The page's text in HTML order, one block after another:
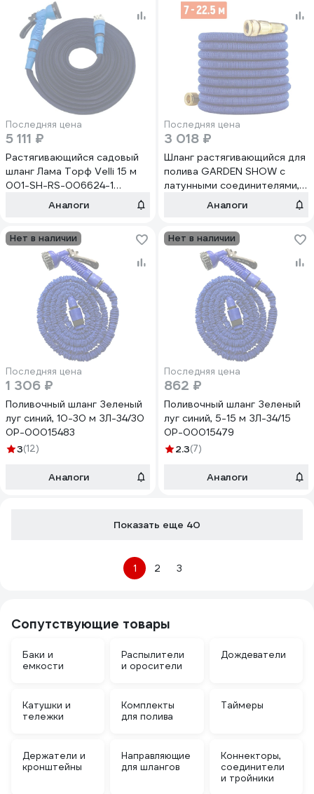
Последняя цена
5 111 ₽
Растягивающийся садовый
шланг Лама Торф Velli 15 м
001-SH-RS-006624-1
4680010313497
Аналоги
Последняя цена
3 018 ₽
Шланг растягивающийся для
полива GARDEN SHOW с
латунными соединителями,
от 7 м до 22.5 м
Аналоги
Нет в наличии
Последняя цена
1 306 ₽
Поливочный шланг Зеленый
луг синий, 10-30 м ЗЛ-34/30
0Р-00015483
3(12)
Аналоги
Нет в наличии
Последняя цена
862 ₽
Поливочный шланг Зеленый
луг синий, 5-15 м ЗЛ-34/15
0Р-00015479
2.3(7)
Аналоги
Показать еще 40
1 2 3
Сопутствующие товары
Баки и
емкости
Распылители
и оросители
Дождеватели
Катушки и
тележки
Комплекты
для полива
Таймеры
Держатели и
кронштейны
Направляющие
для шлангов
Коннекторы,
соединители
и тройники